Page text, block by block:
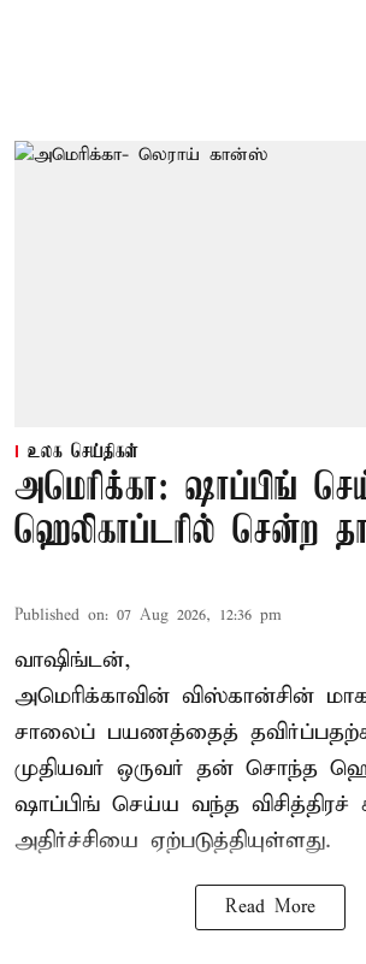
உலக செய்திகள்
அமெரிக்கா: ஷாப்பிங்
ஹெலிகாப்டரில் சென்ற
Published on: 07 Aug 2026, 12:36 pm
வாஷிங்டன்,
அமெரிக்காவின் விஸ்கான்சின்
சாலைப் பயணத்தைத்
முதியவர் ஒருவர் தன் சொந்த
ஷாப்பிங் செய்ய வந்த
அதிர்ச்சியை ஏற்படுத்தியுள்ளது.
Read More